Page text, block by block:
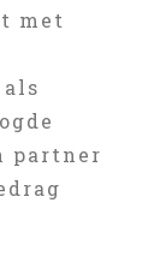
met
partner